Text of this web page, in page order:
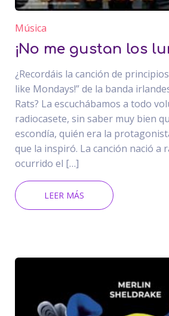
Música
¡No me gustan los
¿Recordáis la canción de
like Mondays!” de la banda
Rats? La escuchábamos a todo
radiocasete, sin saber muy bien
escondía, quién era la
que la inspiró. La canción nació a
ocurrido el […]
LEER MÁS